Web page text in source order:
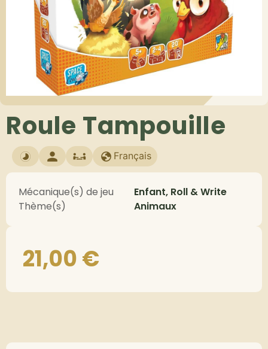
Roule Tampouille
Français
Mécanique(s) de jeu
Enfant, Roll & Write
Thème(s)
Animaux
21,00€